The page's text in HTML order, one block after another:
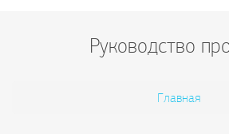
Руководство
Главная